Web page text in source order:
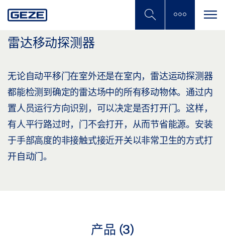
to
content
雷达移动探测器
无论自动平移门在室外还是在室内，雷达运动探测器
都能检测到确定的雷达场中的所有移动物体。通过内
置人员运行方向识别，可以决定是否打开门。这样，
有人平行路过时，门不会打开，从而节省能源。安装
于手部高度的非接触式接近开关以非常卫生的方式打
开自动门。
产品 (3)